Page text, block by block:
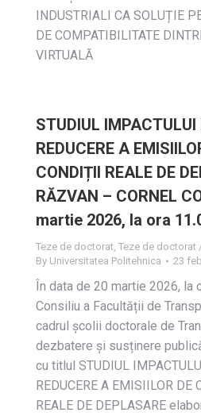
INDUSTRIALI CA SOLUȚIE
DE COMPATIBILITATE
VIRTUALĂ
STUDIUL IMPACTULUI
REDUCERE A
CONDIȚII REALE DE
RĂZVAN – CORNEL
martie 2026, la ora
Teze de doctorat, Teze de doctorat
By Universitatea Politehnica 23
În data de 20 martie 2026, la
Consiliu a Facultății de
cadrul școlii doctorale de
dezbatere și susținere
cu titlul STUDIUL
REDUCERE A EMISIILOR DE
REALE DE DEPLASARE